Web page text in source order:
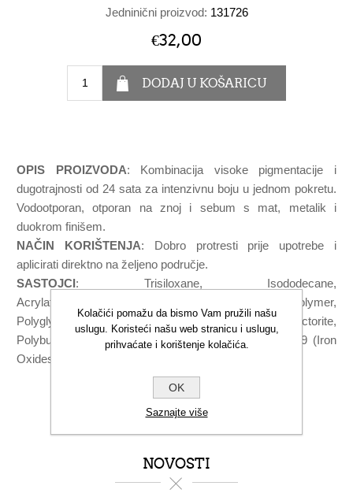
Jedninični proizvod: 131726
€32,00
OPIS PROIZVODA: Kombinacija visoke pigmentacije i
dugotrajnosti od 24 sata za intenzivnu boju u jednom pokretu.
Vodootporan, otporan na znoj i sebum s mat, metalik i
duokrom finišem.
NAČIN KORIŠTENJA: Dobro protresti prije upotrebe i
aplicirati direktno na željeno područje.
SASTOJCI: Trisiloxane, Isododecane,
Acrylates/Polytrimethylsiloxymethacrylate Copolymer,
Polyglyceryl-2 Sesquiisostearate, Disteardimonium Hectorite,
Polybutene, Propylene Carbonate, Silica, [+/- Ci 77499 (Iron
Oxides)]
NOVOSTI
Kolačići pomažu da bismo Vam pružili našu
uslugu. Koristeći našu web stranicu i uslugu,
prihvaćate i korištenje kolačića.
OK
Saznajte više